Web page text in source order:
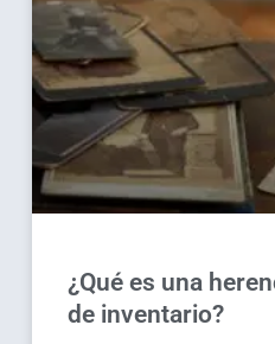
¿Qué es una
de inventario?